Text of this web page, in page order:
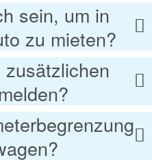
sein, um in
zu mieten?